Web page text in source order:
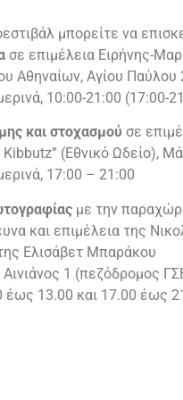
μπορείτε να
σε επιμέλεια Ειρήνης-
Αθηναίων, Αγίου
10:00-21:00 (17:00-
και στοχασμού σε
(Εθνικό Ωδείο),
17:00 – 21:00
με την
και επιμέλεια της
Ελισάβετ Μπαράκου
1 (πεζόδρομος
έως 13.00 και 17.00 έως